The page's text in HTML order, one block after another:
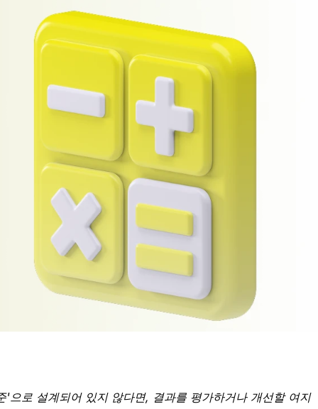
로 설계되어 있지 않다면, 결과를 평가하거나 개선할 여지